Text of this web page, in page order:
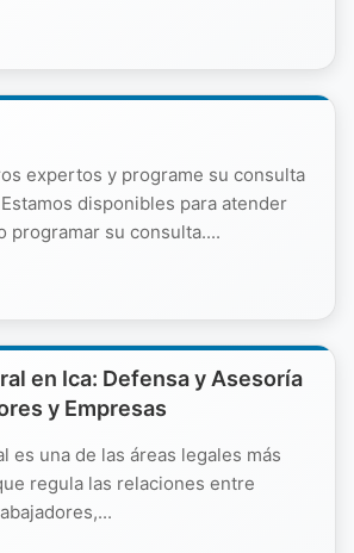
expertos y programe su consulta
disponibles para atender
programar su consulta....
en Ica: Defensa y Asesoría
y Empresas
es una de las áreas legales más
regula las relaciones entre